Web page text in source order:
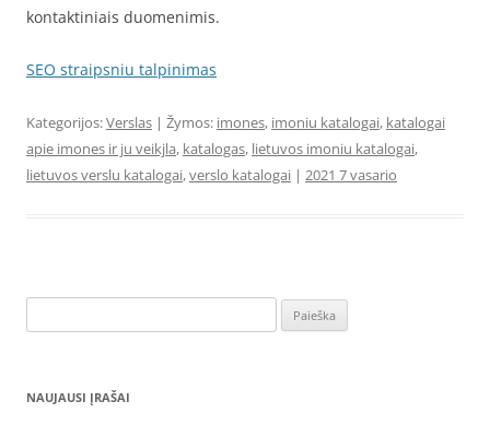
kontaktiniais duomenimis.
SEO straipsniu talpinimas
Kategorijos:Verslas | Žymos: imones, imoniu katalogai, katalogai
apie imones ir ju veikjla, katalogas, lietuvos imoniu katalogai,
lietuvos verslu katalogai,verslo katalogai | 2021 7 vasario
NAUJAUSI ĮRAŠAI